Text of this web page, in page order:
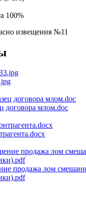
100%
извещения №11
договора млом.doc
продажа лом